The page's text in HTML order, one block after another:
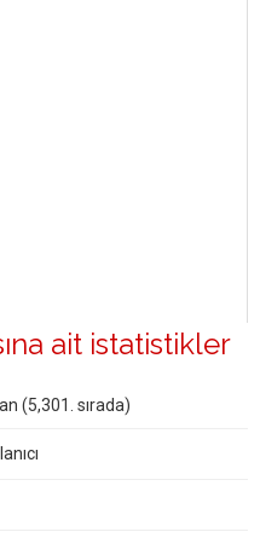
ait istatistikler
(5,301 . sırada)